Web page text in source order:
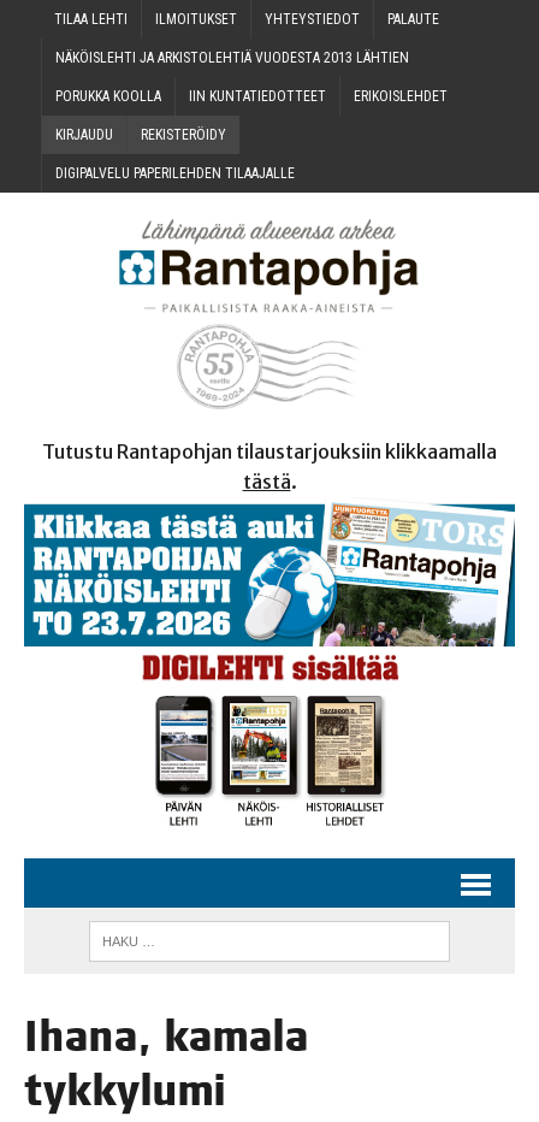
TILAA LEH­TI ILMOI­TUK­SET YHTEYS­TIE­DOT PALAU­TE
NÄKÖIS­LEH­TI JA ARKIS­TO­LEH­TIÄ VUO­DES­TA 2013 LÄHTIEN
PORUK­KA KOOLLA IIN KUN­TA­TIE­DOT­TEET ERI­KOIS­LEH­DET
KIR­JAU­DU REKIS­TE­RÖI­DY
DIGI­PAL­VE­LU PAPE­RI­LEH­DEN TILAAJALLE
Tutustu Rantapohjan tilaustarjouksiin klikkaamalla
tästä.
Iha­na, kama­la
tykkylumi